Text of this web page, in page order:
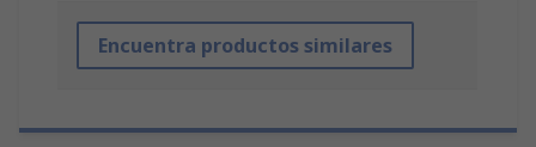
Encuentra productos similares